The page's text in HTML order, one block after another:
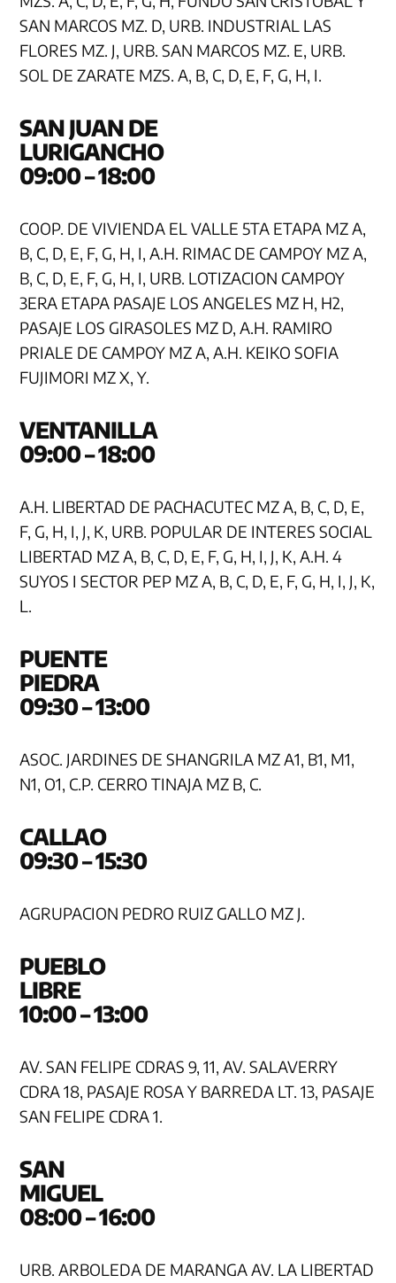
SAN MARCOS MZ. D, URB. INDUSTRIAL LAS
FLORES MZ. J, URB. SAN MARCOS MZ. E, URB.
SOL DE ZARATE MZS. A, B, C, D, E, F, G, H, I.
SAN JUAN DE
09:00 – 18:00
COOP. DE VIVIENDA EL VALLE 5TA ETAPA MZ A,
B, C, D, E, F, G, H, I, A.H. RIMAC DE CAMPOY MZ A,
B, C, D, E, F, G, H, I, URB. LOTIZACION CAMPOY
3ERA ETAPA PASAJE LOS ANGELES MZ H, H2,
PASAJE LOS GIRASOLES MZ D, A.H. RAMIRO
PRIALE DE CAMPOY MZ A, A.H. KEIKO SOFIA
FUJIMORI MZ X, Y.
09:00 – 18:00
A.H. LIBERTAD DE PACHACUTEC MZ A, B, C, D, E,
F, G, H, I, J, K, URB. POPULAR DE INTERES SOCIAL
LIBERTAD MZ A, B, C, D, E, F, G, H, I, J, K, A.H. 4
SUYOS I SECTOR PEP MZ A, B, C, D, E, F, G, H, I, J, K,
L.
PUENTE
09:30 – 13:00
ASOC. JARDINES DE SHANGRILA MZ A1, B1, M1,
N1, O1, C.P. CERRO TINAJA MZ B, C.
09:30 – 15:30
AGRUPACION PEDRO RUIZ GALLO MZ J.
PUEBLO
10:00 – 13:00
AV. SAN FELIPE CDRAS 9, 11, AV. SALAVERRY
CDRA 18, PASAJE ROSA Y BARREDA LT. 13, PASAJE
SAN FELIPE CDRA 1.
SAN
08:00 – 16:00
URB. ARBOLEDA DE MARANGA AV. LA LIBERTAD